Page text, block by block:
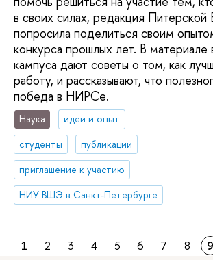
в своих силах, редакция Питерской
попросила поделиться своим
конкурса прошлых лет. В материале
кампуса дают советы о том, как
работу, и рассказывают, что
победа в НИРСе.
Наука
идеи и опыт
студенты
публикации
приглашение к участию
НИУ ВШЭ в Санкт-Петербурге
1 2 3 4 5 6 7 8 9